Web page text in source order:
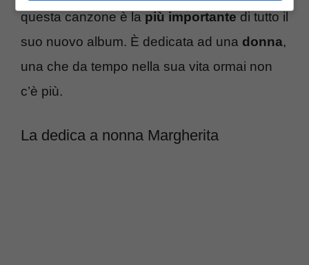
questa canzone è la più importante di tutto il
suo nuovo album. È dedicata ad una donna,
una che da tempo nella sua vita ormai non
c’è più.
La dedica a nonna Margherita